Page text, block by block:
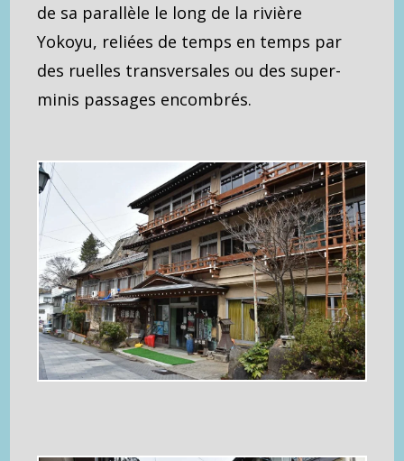
de sa parallèle le long de la rivière
Yokoyu, reliées de temps en temps par
des ruelles transversales ou des super-
minis passages encombrés.